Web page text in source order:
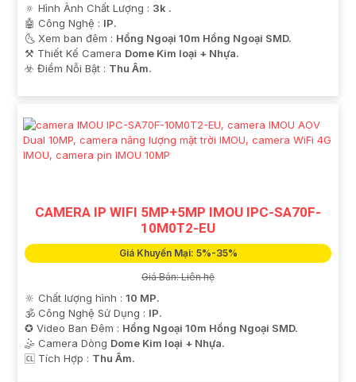
🔅 Hình Ành Chất Lượng : 3k .
🤖️ Công Nghệ : IP.
🌜 Xem ban đêm : Hồng Ngoại 10m Hồng Ngoại SMD.
⚒ Thiết Kế Camera Dome Kim loại + Nhựa.
️☣️ Điểm Nỗi Bật : Thu Âm.
CAMERA IP WIFI 5MP+5MP IMOU IPC-SA70F-
10M0T2-EU
Giá Khuyến Mại: 5%-35%
Giá Bán: Liên hệ
🔆 Chất lượng hình : 10 MP.
🕉️ Công Nghệ Sử Dụng : IP.
✪ Video Ban Đêm : Hồng Ngoại 10m Hồng Ngoại SMD.
🤹 Camera Dòng Dome Kim loại + Nhựa.
️🆑 Tích Hợp : Thu Âm.